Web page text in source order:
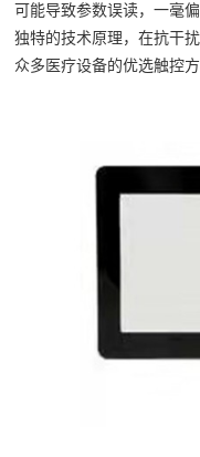
可能导致参数误读，一毫
独特的技术原理，在抗干
众多医疗设备的优选触控方